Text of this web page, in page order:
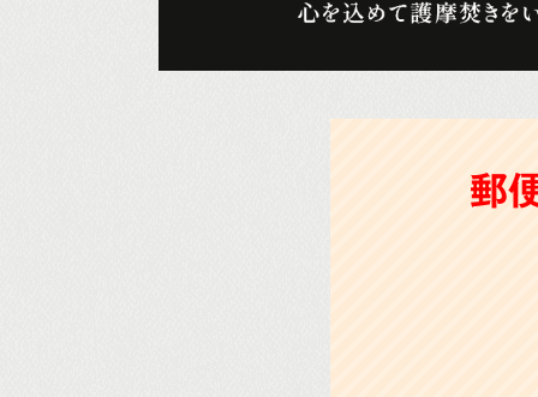
郵